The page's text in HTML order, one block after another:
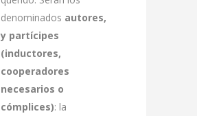
denominados autores,
y partícipes
(inductores,
cooperadores
necesarios o
cómplices): la